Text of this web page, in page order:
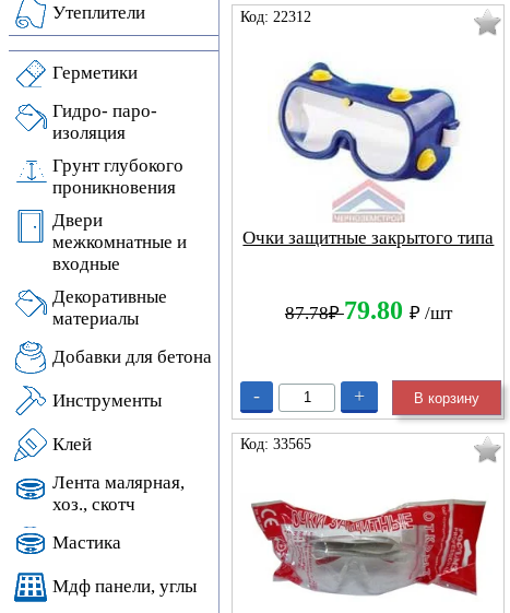
Утеплители
Герметики
Гидро- паро-
изоляция
Грунт глубокого
проникновения
Двери
межкомнатные и
входные
Декоративные
материалы
Добавки для бетона
Инструменты
Клей
Лента малярная,
хоз., скотч
Мастика
Мдф панели, углы
Код: 22312
Очки защитные закрытого типа
87.78₽79.80 ₽ /шт
- + В корзину
Код: 33565